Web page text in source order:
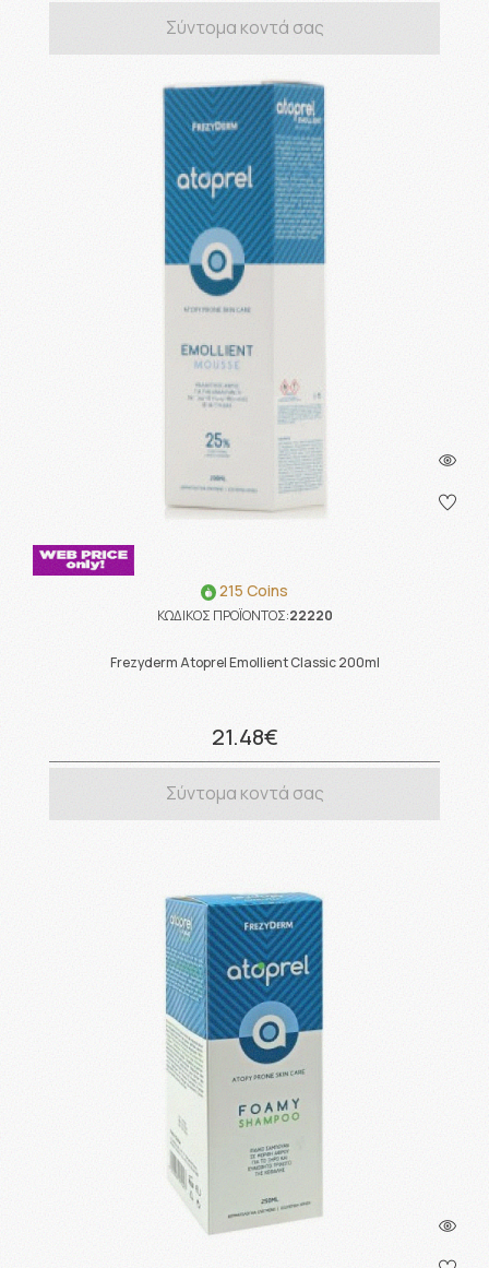
Σύντομα κοντά σας
215 Coins
ΚΩΔΙΚΟΣ ΠΡΟΪΟΝΤΟΣ:22220
Frezyderm Atoprel Emollient Classic 200ml
21.48€
Σύντομα κοντά σας